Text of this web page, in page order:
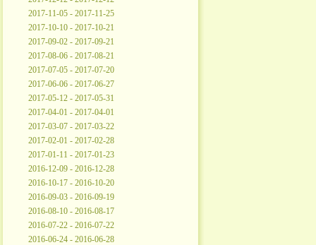
2017-11-05 - 2017-11-25
2017-10-10 - 2017-10-21
2017-09-02 - 2017-09-21
2017-08-06 - 2017-08-21
2017-07-05 - 2017-07-20
2017-06-06 - 2017-06-27
2017-05-12 - 2017-05-31
2017-04-01 - 2017-04-01
2017-03-07 - 2017-03-22
2017-02-01 - 2017-02-28
2017-01-11 - 2017-01-23
2016-12-09 - 2016-12-28
2016-10-17 - 2016-10-20
2016-09-03 - 2016-09-19
2016-08-10 - 2016-08-17
2016-07-22 - 2016-07-22
2016-06-24 - 2016-06-28